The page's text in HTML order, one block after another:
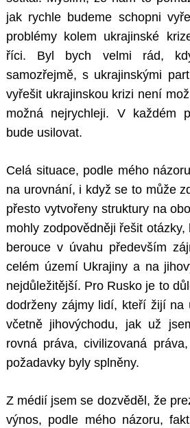
jak rychle budeme schopni
problémy kolem ukrajinské
říci. Byl bych velmi rád,
samozřejmě, s ukrajinskými
vyřešit ukrajinskou krizi není
možná nejrychleji. V každém
bude usilovat.
Celá situace, podle mého
na urovnání, i když se to může
přesto vytvořeny struktury na
mohly zodpovědněji řešit
berouce v úvahu především
celém území Ukrajiny a na
nejdůležitější. Pro Rusko je to
dodrženy zájmy lidí, kteří žijí na
včetně jihovýchodu, jak už
rovná práva, civilizovaná
požadavky byly splněny.
Z médií jsem se dozvěděl, že
výnos, podle mého názoru,